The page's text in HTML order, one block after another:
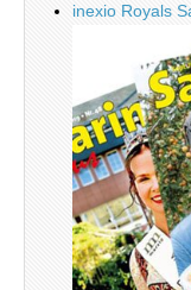
inexio Royals